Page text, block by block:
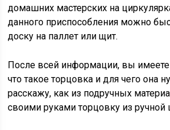
домашних мастерских на
данного приспособления можно
доску на паллет или щит.
После всей информации, вы имеете
что такое торцовка и для чего она
расскажу, как из подручных
своими руками торцовку из ручной